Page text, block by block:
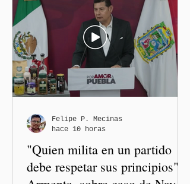
"Quien milita en un partido
debe respetar sus principios":
Felipe P. Mecinas
hace 10 horas